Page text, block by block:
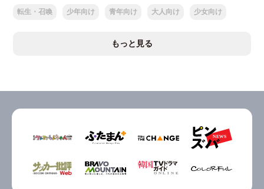
転生・召喚 少年向け 青年向け 大人向け 少女向け
もっと見る